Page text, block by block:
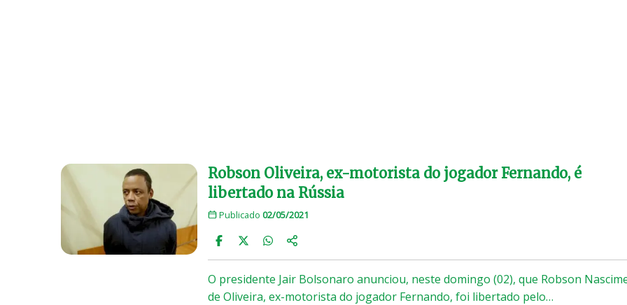
Robson Oliveira, ex-motorista do jogador Fernando, é
libertado na Rússia
Publicado 02/05/2021
O presidente Jair Bolsonaro anunciou, neste domingo (02), que Robson
de Oliveira, ex-motorista do jogador Fernando, foi libertado pelo…